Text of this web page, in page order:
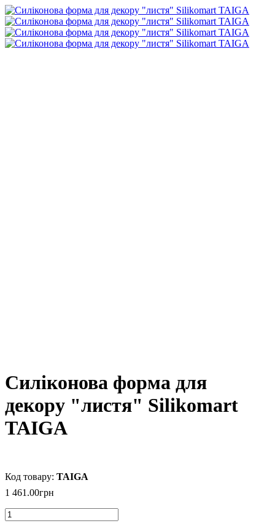
Силіконова форма для
декору "листя" Silikomart
TAIGA
TAIGA
1 461 .00грн